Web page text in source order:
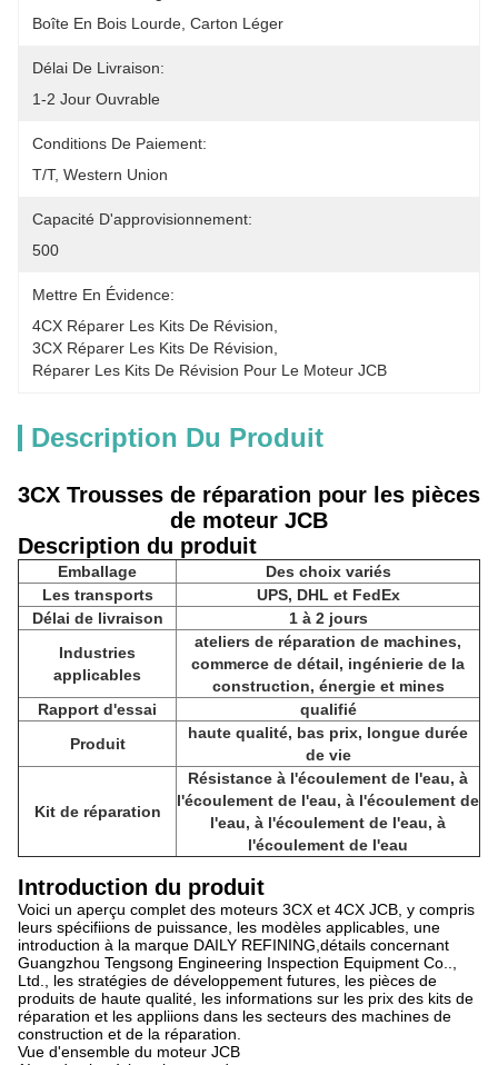
Boîte En Bois Lourde, Carton Léger
Délai De Livraison:
1-2 Jour Ouvrable
Conditions De Paiement:
T/T, Western Union
Capacité D'approvisionnement:
500
Mettre En Évidence:
4CX Réparer Les Kits De Révision
3CX Réparer Les Kits De Révision
Réparer Les Kits De Révision Pour Le Moteur JCB
Description Du Produit
3CX Trousses de réparation pour les pièces
de moteur JCB
Description du produit
Emballage
Des choix variés
Les transports
UPS, DHL et FedEx
Délai de livraison
1 à 2 jours
Indus­tries
applicables
ateliers de réparation de machines,
commerce de détail, ingénierie de la
construction, énergie et mines
Rapport d'essai
qualifié
Produit
haute qualité, bas prix, longue durée
de vie
Kit de réparation
Résistance à l'écoulement de l'eau, à
l'écoulement de l'eau, à l'écoulement de
l'eau, à l'écoulement de l'eau, à
l'écoulement de l'eau
Introduction du produit
Voici un aperçu complet des moteurs 3CX et 4CX JCB, y compris
leurs spécifiions de puissance, les modèles applicables, une
introduction à la marque DAILY REFINING,détails concernant
Guangzhou Tengsong Engineering Inspection Equipment Co..,
Ltd., les stratégies de développement futures, les pièces de
produits de haute qualité, les informations sur les prix des kits de
réparation et les appliions dans les secteurs des machines de
construction et de la réparation.
Vue d'ensemble du moteur JCB